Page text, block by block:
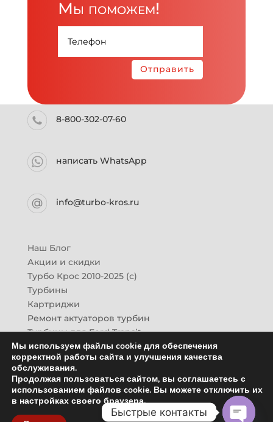
Мы поможем!
Отправить
8-800-302-07-60
написать WhatsApp
info@turbo-kros.ru
Наш Блог
Акции и скидки
Турбо Крос 2010-2025 (с)
Турбины
Картриджи
Ремонт актуаторов турбин
Турбины для Ford Transit
Турбины для Mazda CX-7
Картридж для ГАЗон-Next
Турбины HINO (Хино)
Купить новую турбину
Контакты
Оптовикам
Мы используем файлы cookie для обеспечения
корректной работы сайта и улучшения качества
обслуживания.
Продолжая пользоваться сайтом, вы соглашаетесь с
использованием файлов cookie. Вы можете отключить их
в настройках своего браузера.
Быстрые контакты